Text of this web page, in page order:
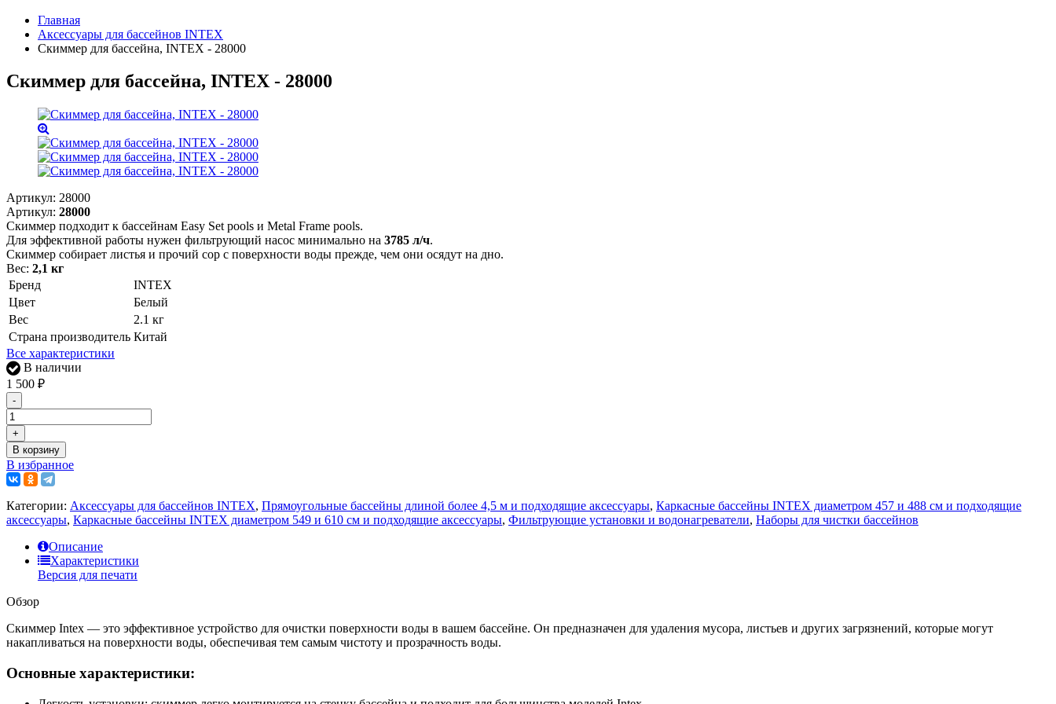
Главная
Аксессуары для бассейнов INTEX
Скиммер для бассейна, INTEX - 28000
Скиммер для бассейна, INTEX - 28000
Артикул: 28000
Артикул: 28000
Скиммер подходит к бассейнам Easy Set pools и Metal Frame pools.
Для эффективной работы нужен фильтрующий насос минимально на 3785 л/ч.
Скиммер собирает листья и прочий сор с поверхности воды прежде, чем они осядут на дно.
Вес: 2,1 кг
Бренд
INTEX
Цвет
Белый
Вес
2.1 кг
Страна производитель Китай
Все характеристики
В наличии
1 500 ₽
-
+
В корзину
В избранное
Категории: Аксессуары для бассейнов INTEX, Прямоугольные бассейны длиной более 4,5 м и подходящие аксессуары, Каркасные бассейны INTEX диаметром 457 и 488 cм и подходящие
аксессуары, Каркасные бассейны INTEX диаметром 549 и 610 см и подходящие аксессуары, Фильтрующие установки и водонагреватели, Наборы для чистки бассейнов
Описание
Характеристики
Версия для печати
Обзор
Скиммер Intex — это эффективное устройство для очистки поверхности воды в вашем бассейне. Он предназначен для удаления мусора, листьев и других загрязнений, которые могут
накапливаться на поверхности воды, обеспечивая тем самым чистоту и прозрачность воды.
Основные характеристики: